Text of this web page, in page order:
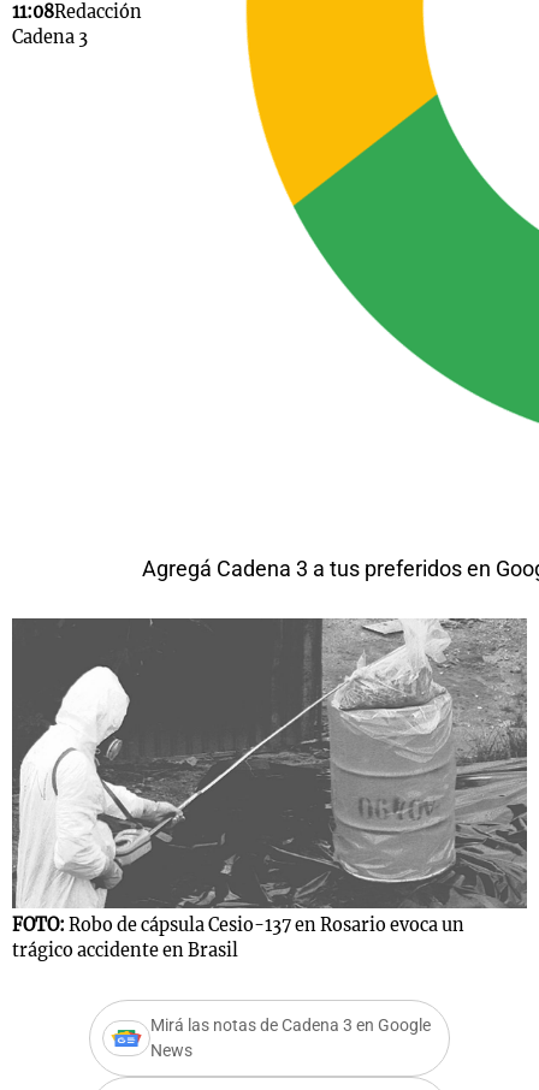
11:08Redacción
Cadena 3
Agregá Cadena 3 a tus preferidos en
FOTO: Robo de cápsula Cesio-137 en Rosario evoca un
trágico accidente en Brasil
Mirá las notas de Cadena 3 en Google
News